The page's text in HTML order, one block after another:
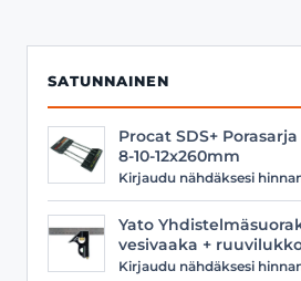
SATUNNAINEN
Procat SDS+
8-10-12x260mm
Kirjaudu nähdäksesi
Yato
vesivaaka +
Kirjaudu nähdäksesi